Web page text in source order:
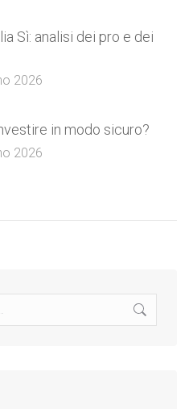
Sì: analisi dei pro e dei
2026
in modo sicuro?
2026